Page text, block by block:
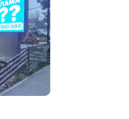
I could have
so much
I am able to
very grateful for